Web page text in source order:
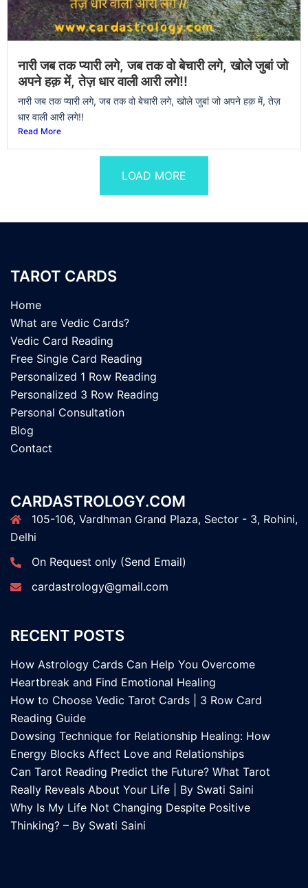
नारी जब तक प्यारी लगे, जब तक वो बेचारी लगे, खोले जुबां जो
अपने हक़ में, तेज़ धार वाली आरी लगे!!
नारी जब तक प्यारी लगे, जब तक वो बेचारी लगे, खोले जुबां जो अपने हक़ में, तेज़
धार वाली आरी लगे!!
Read More
LOAD MORE
TAROT CARDS
Home
What are Vedic Cards?
Vedic Card Reading
Free Single Card Reading
Personalized 1 Row Reading
Personalized 3 Row Reading
Personal Consultation
Blog
Contact
CARDASTROLOGY.COM
105-106, Vardhman Grand Plaza, Sector - 3, Rohini,
Delhi
On Request only (Send Email)
cardastrology@gmail.com
RECENT POSTS
How Astrology Cards Can Help You Overcome
Heartbreak and Find Emotional Healing
How to Choose Vedic Tarot Cards | 3 Row Card
Reading Guide
Dowsing Technique for Relationship Healing: How
Energy Blocks Affect Love and Relationships
Can Tarot Reading Predict the Future? What Tarot
Really Reveals About Your Life | By Swati Saini
Why Is My Life Not Changing Despite Positive
Thinking? – By Swati Saini